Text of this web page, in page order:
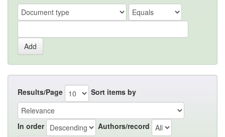
Results/Page Sort items by
In order Authors/record